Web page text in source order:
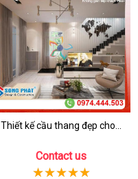
Thiết kế cầu thang đẹp cho...
Contact us